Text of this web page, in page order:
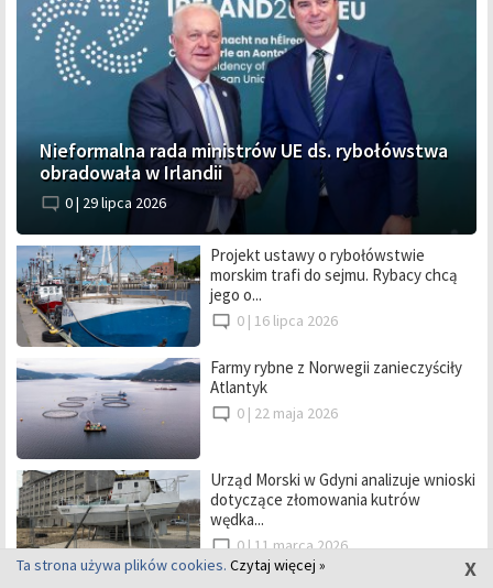
Nieformalna rada ministrów UE ds. rybołówstwa
obradowała w Irlandii
0 | 29 lipca 2026
Projekt ustawy o rybołówstwie
morskim trafi do sejmu. Rybacy chcą
jego o...
0 | 16 lipca 2026
Farmy rybne z Norwegii zanieczyściły
Atlantyk
0 | 22 maja 2026
Urząd Morski w Gdyni analizuje wnioski
dotyczące złomowania kutrów
wędka...
0 |11 marca 2026
Ta strona używa plików cookies. Czytaj więcej » x